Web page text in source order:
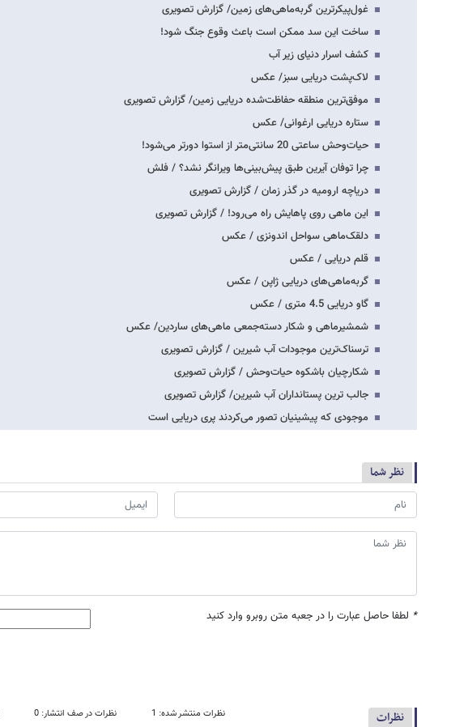
غول‌پیکرترین گربه‌ماهی‌های زمین/ گزارش تصویری
ساخت این سد ممکن است باعث وقوع جنگ شود!
کشف اسرار دنیای زیر آب
لاک‌پشت دریایی سبز/ عکس
موفق‌ترین منطقه حفاظت‌شده دریایی زمین/ گزارش تصویری
ستاره دریایی ارغوانی/ عکس
حیات‌وحش ساعتی 20 سانتی‌متر از استوا دورتر می‌شود!
چرا توفان آیرین طبق پیش‌بینی‌ها ویرانگر نشد؟ / فلش
دریاچه ارومیه در گذر زمان / گزارش تصویری
این ماهی‌ روی پاهایش راه می‌رود! / گزارش تصویری
دلقک‌ماهی سواحل اندونزی / عکس
قلم دریایی / عکس
گربه‌ماهی‌های دریایی ژاپن / عکس
گاو دریایی 4.5 متری / عکس
شمشیرماهی و شکار دسته‌جمعی ماهی‌های ساردین/ عکس
ترسناک‌ترین موجودات آب شیرین / گزارش تصویری
شکارچیان باشکوه حیات‌وحش / گزارش تصویری
جالب ترین پستانداران آب شیرین/ گزارش تصویری
موجودی که پیشینیان‌ تصور می‌کردند پری دریایی است
نظر شما
* لطفا حاصل عبارت را در جعبه متن روبرو وارد کنید
نظرات نظرات منتشر شده: 1 نظرات در صف انتشار: 0